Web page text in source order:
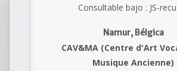
Consultable bajo : JS-
Namur, Bélgica
CAV&MA (Centre d'Art
Musique Ancienne)